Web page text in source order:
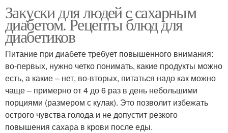
Закуски для людей с сахарным
диабетом. Рецепты блюд для
диабетиков
Питание при диабете требует повышенного внимания:
во-первых, нужно четко понимать, какие продукты можно
есть, а какие – нет, во-вторых, питаться надо как можно
чаще – примерно от 4 до 6 раз в день небольшими
порциями (размером с кулак). Это позволит избежать
острого чувства голода и не допустит резкого
повышения сахара в крови после еды.